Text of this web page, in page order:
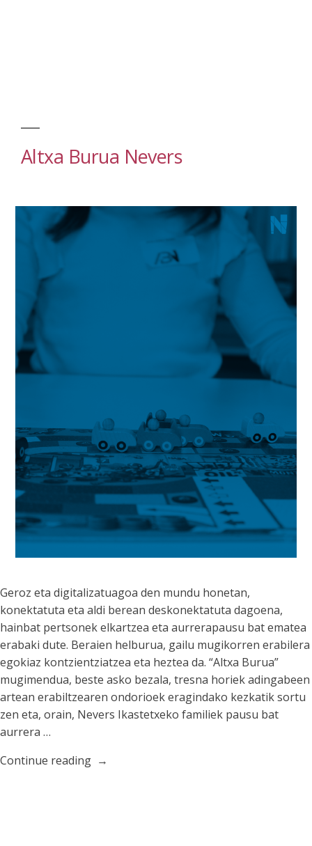
Altxa Burua Nevers
Geroz eta digitalizatuagoa den mundu honetan,
konektatuta eta aldi berean deskonektatuta dagoena,
hainbat pertsonek elkartzea eta aurrerapausu bat ematea
erabaki dute. Beraien helburua, gailu mugikorren erabilera
egokiaz kontzientziatzea eta heztea da. “Altxa Burua”
mugimendua, beste asko bezala, tresna horiek adingabeen
artean erabiltzearen ondorioek eragindako kezkatik sortu
zen eta, orain, Nevers Ikastetxeko familiek pausu bat
aurrera …
Continue reading“Altxa